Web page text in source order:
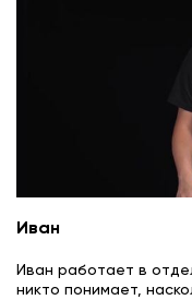
Иван
Иван работает в
никто понимает,